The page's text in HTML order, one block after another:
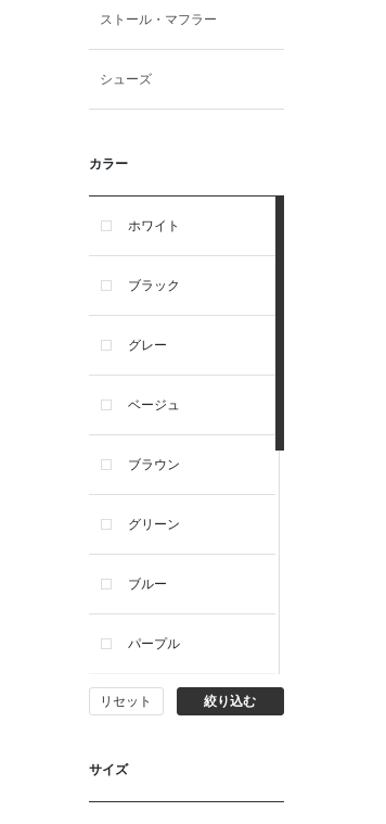
ストール・マフラー
シューズ
カラー
ホワイト
ブラック
グレー
ベージュ
ブラウン
グリーン
ブルー
パープル
イエロー
ピンク
リセット 絞り込む
サイズ